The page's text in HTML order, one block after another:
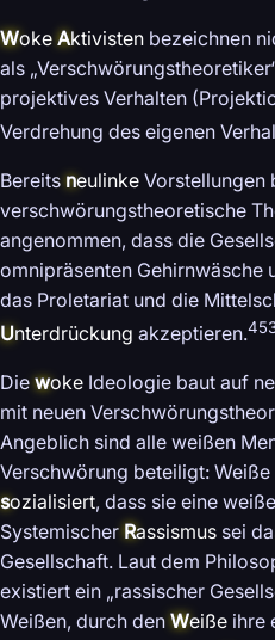
Woke Aktivisten bezeichnen
als
projektives Verhalten
Verdrehung des eigenen
Bereits neulinke Vorstellungen
verschwörungstheoretische
angenommen, dass die
omnipräsenten Gehirnwäsche
das Proletariat und die
Unterdrückung akzeptieren.
Die woke Ideologie baut auf
mit neuen
Angeblich sind alle weißen
Verschwörung beteiligt:
sozialisiert, dass sie eine
Systemischer Rassismus sei
Gesellschaft. Laut dem
existiert ein „rassischer
Weißen, durch den Weiße ihre